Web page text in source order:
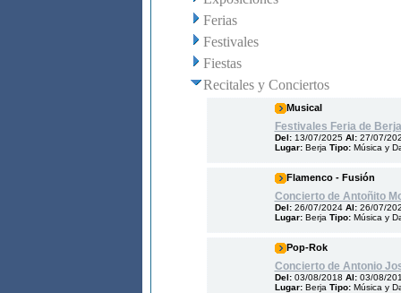
Ferias
Festivales
Fiestas
Recitales y Conciertos
Musical
Festivales Feria de Berja
Del: 13/07/2025 Al: 27/07/
Lugar: Berja Tipo: Música y
Flamenco - Fusión
Concierto de Antoñito
Del: 26/07/2024 Al: 26/07/
Lugar: Berja Tipo: Música y
Pop-Rok
Concierto de Antonio
Del: 03/08/2018 Al: 03/08/
Lugar: Berja Tipo: Música y